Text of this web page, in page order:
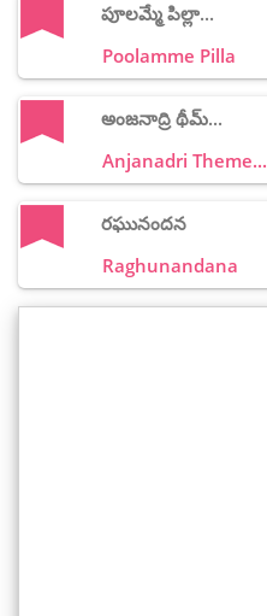
పూలమ్మే పిల్లా...
Poolamme Pilla
అంజనాద్రి థీమ్...
Anjanadri Theme...
రఘునందన
Raghunandana